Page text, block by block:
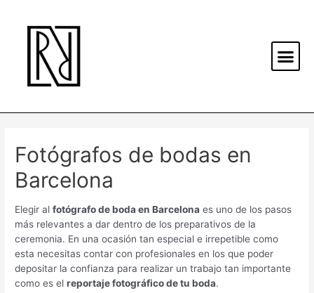
Fotógrafos de bodas en
Barcelona
Elegir alfotógrafo de boda en Barcelona es uno de los pasos
más relevantes a dar dentro de los preparativos de la
ceremonia. En una ocasión tan especial e irrepetible como
esta necesitas contar con profesionales en los que poder
depositar la confianza para realizar un trabajo tan importante
como es elreportaje fotográfico de tu boda.